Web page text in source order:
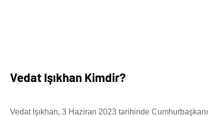
Vedat Işıkhan Kimdir?
Vedat Işıkhan, 3 Haziran 2023 tarihinde Cumhurbaşkanı